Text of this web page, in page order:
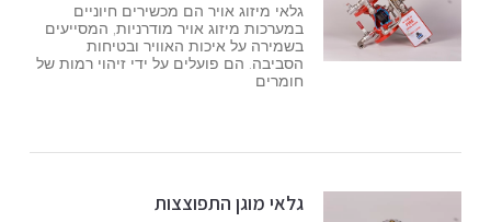
גלאי מיזוג אויר הם מכשירים חיוניים
במערכות מיזוג אויר מודרניות, המסייעים
בשמירה על איכות האוויר ובטיחות
הסביבה. הם פועלים על ידי זיהוי רמות של
חומרים
גלאי מוגן התפוצצות